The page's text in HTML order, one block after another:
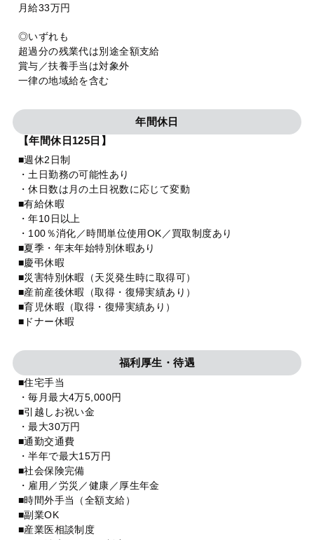
月給33万円
◎いずれも
超過分の残業代は別途全額支給
賞与／扶養手当は対象外
一律の地域給を含む
年間休日
【年間休日125日】
■週休2日制
・土日勤務の可能性あり
・休日数は月の土日祝数に応じて変動
■有給休暇
・年10日以上
・100％消化／時間単位使用OK／買取制度あり
■夏季・年末年始特別休暇あり
■慶弔休暇
■災害特別休暇（天災発生時に取得可）
■産前産後休暇（取得・復帰実績あり）
■育児休暇（取得・復帰実績あり）
■ドナー休暇
福利厚生・待遇
■住宅手当
・毎月最大4万5,000円
■引越しお祝い金
・最大30万円
■通勤交通費
・半年で最大15万円
■社会保険完備
・雇用／労災／健康／厚生年金
■時間外手当（全額支給）
■副業OK
■産業医相談制度